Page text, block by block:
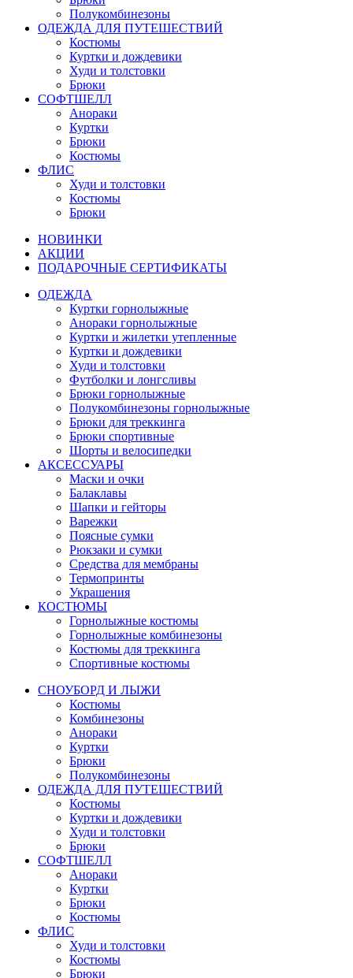
Полукомбинезоны
ОДЕЖДА ДЛЯ ПУТЕШЕСТВИЙ
Костюмы
Куртки и дождевики
Худи и толстовки
Брюки
СОФТШЕЛЛ
Анораки
Куртки
Брюки
Костюмы
ФЛИС
Худи и толстовки
Костюмы
Брюки
НОВИНКИ
АКЦИИ
ПОДАРОЧНЫЕ СЕРТИФИКАТЫ
ОДЕЖДА
Куртки горнолыжные
Анораки горнолыжные
Куртки и жилетки утепленные
Куртки и дождевики
Худи и толстовки
Футболки и лонгсливы
Брюки горнолыжные
Полукомбинезоны горнолыжные
Брюки для треккинга
Брюки спортивные
Шорты и велосипедки
АКСЕССУАРЫ
Маски и очки
Балаклавы
Шапки и гейторы
Варежки
Поясные сумки
Рюкзаки и сумки
Средства для мембраны
Термопринты
Украшения
КОСТЮМЫ
Горнолыжные костюмы
Горнолыжные комбинезоны
Костюмы для треккинга
Спортивные костюмы
СНОУБОРД И ЛЫЖИ
Костюмы
Комбинезоны
Анораки
Куртки
Брюки
Полукомбинезоны
ОДЕЖДА ДЛЯ ПУТЕШЕСТВИЙ
Костюмы
Куртки и дождевики
Худи и толстовки
Брюки
СОФТШЕЛЛ
Анораки
Куртки
Брюки
Костюмы
ФЛИС
Худи и толстовки
Костюмы
Брюки